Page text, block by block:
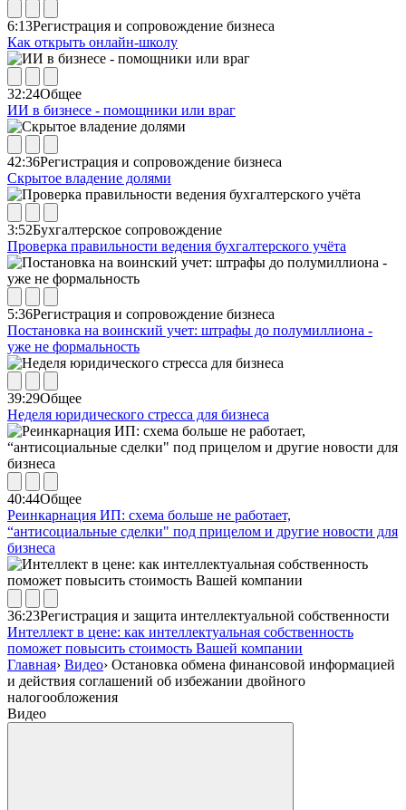
6:13Регистрация и сопровождение бизнеса
Как открыть онлайн-школу
32:24Общее
ИИ в бизнесе - помощники или враг
42:36Регистрация и сопровождение бизнеса
Скрытое владение долями
3:52Бухгалтерское сопровождение
Проверка правильности ведения бухгалтерского учёта
5:36Регистрация и сопровождение бизнеса
Постановка на воинский учет: штрафы до полумиллиона -
уже не формальность
39:29Общее
Неделя юридического стресса для бизнеса
40:44Общее
Реинкарнация ИП: схема больше не работает,
“антисоциальные сделки" под прицелом и другие новости для
бизнеса
36:23Регистрация и защита интеллектуальной собственности
Интеллект в цене: как интеллектуальная собственность
поможет повысить стоимость Вашей компании
Главная› Видео› Остановка обмена финансовой информацией
и действия соглашений об избежании двойного
налогообложения
Видео